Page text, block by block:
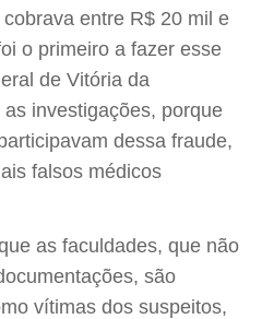
entre R$ 20 mil e
o primeiro a fazer esse
de Vitória da
investigações, porque
dessa fraude,
falsos médicos
as faculdades, que não
são
vítimas dos suspeitos,